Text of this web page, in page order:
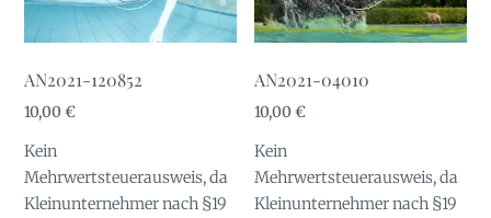
AN2021-120852
10,00€
Kein
Mehrwertsteuerausweis, da
Kleinunternehmer nach §19
AN2021-04010
10,00€
Kein
Mehrwertsteuerausweis, da
Kleinunternehmer nach §19